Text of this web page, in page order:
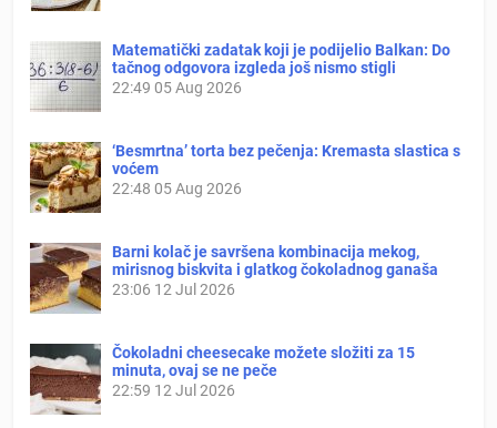
Matematički zadatak koji je podijelio Balkan: Do
tačnog odgovora izgleda još nismo stigli
22:49 05 Aug 2026
‘Besmrtna’ torta bez pečenja: Kremasta slastica s
voćem
22:48 05 Aug 2026
Barni kolač je savršena kombinacija mekog,
mirisnog biskvita i glatkog čokoladnog ganaša
23:06 12 Jul 2026
Čokoladni cheesecake možete složiti za 15
minuta, ovaj se ne peče
22:59 12 Jul 2026